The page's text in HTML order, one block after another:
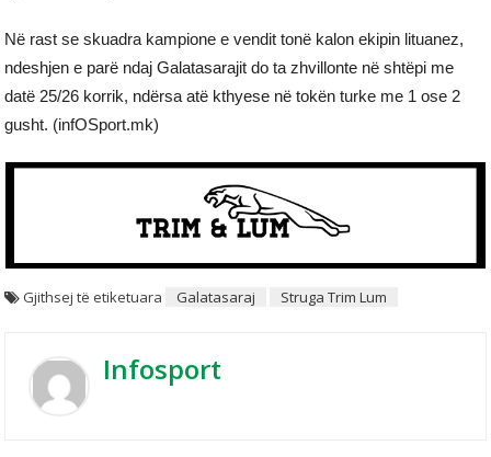
Në rast se skuadra kampione e vendit tonë kalon ekipin lituanez,
ndeshjen e parë ndaj Galatasarajit do ta zhvillonte në shtëpi me
datë 25/26 korrik, ndërsa atë kthyese në tokën turke me 1 ose 2
gusht. (infOSport.mk)
Gjithsej të etiketuara Galatasaraj Struga Trim Lum
Infosport